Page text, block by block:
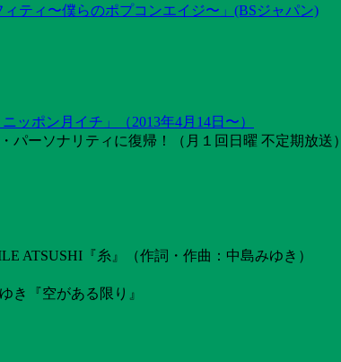
ティ〜僕らのポプコンエイジ〜」(BSジャパン)
ッポン月イチ」（2013年4月14日〜）
ーソナリティに復帰！（月１回日曜 不定期放送）
ATSUSHI『糸』（作詞・作曲：中島みゆき）
き『空がある限り』